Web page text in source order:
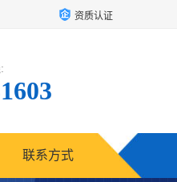
资质认证
联系方式